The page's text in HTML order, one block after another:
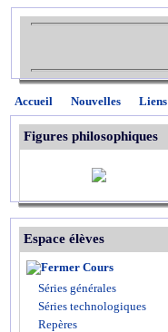
Accueil Nouvelles Liens
Figures philosophiques
Espace élèves
Cours
Séries générales
Séries technologiques
Repères